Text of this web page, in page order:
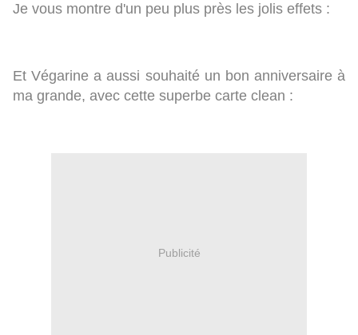
Je vous montre d'un peu plus près les jolis effets :
Et Végarine a aussi souhaité un bon anniversaire à
ma grande, avec cette superbe carte clean :
Publicité